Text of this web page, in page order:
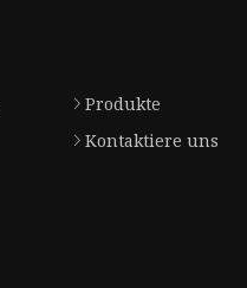
Produkte
Kontaktiere uns